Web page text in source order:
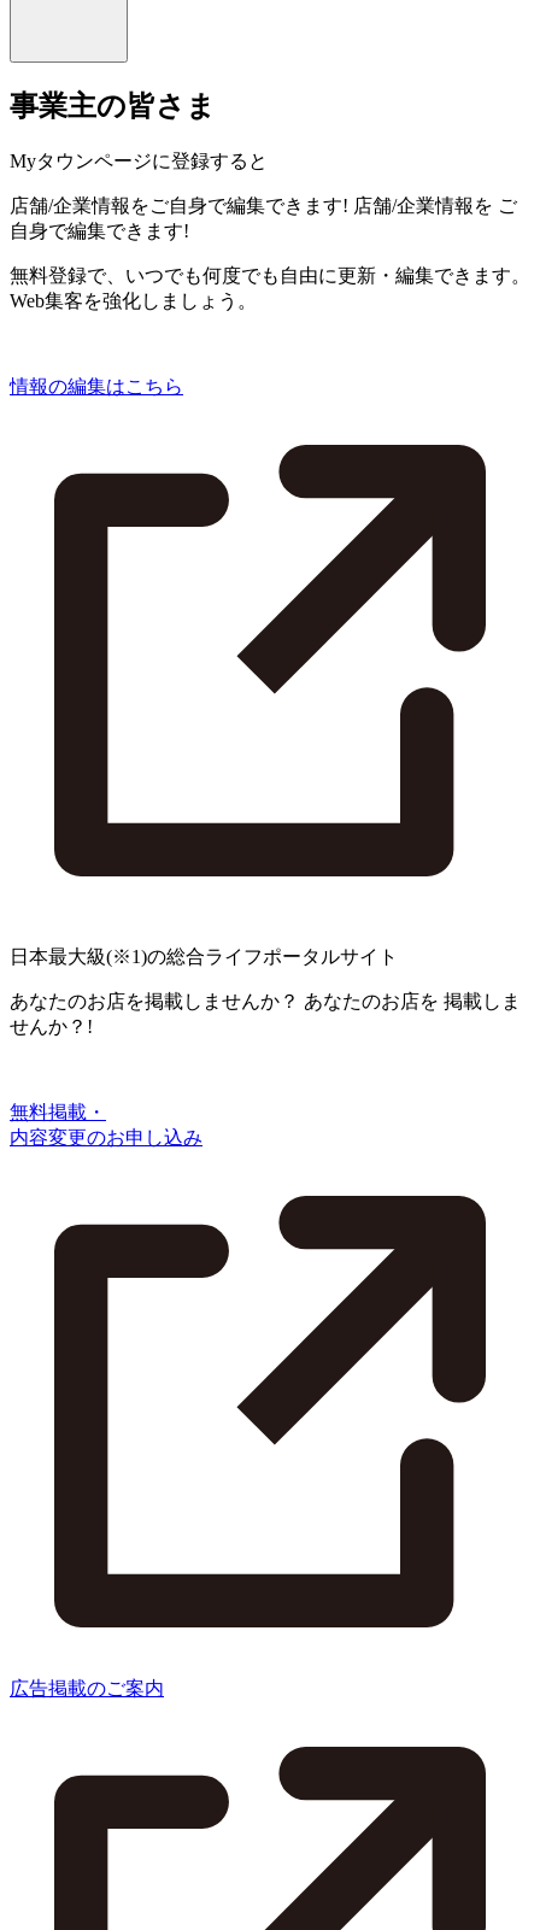
事業主の皆さま
Myタウンページに登録すると
店舗/企業情報をご自身で編集できます! 店舗/企業情報を ご
自身で編集できます!
無料登録で、いつでも何度でも自由に更新・編集できます。
Web集客を強化しましょう。
情報の編集はこちら
日本最大級(※1)の総合ライフポータルサイト
あなたのお店を掲載しませんか？ あなたのお店を 掲載しま
せんか？!
無料掲載・
内容変更のお申し込み
広告掲載のご案内